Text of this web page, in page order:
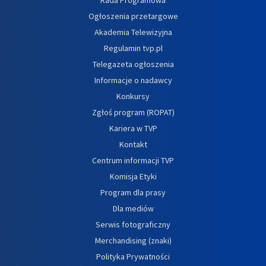
Ogłoszenia przetargowe
Akademia Telewizyjna
Regulamin tvp.pl
Telegazeta ogłoszenia
Informacje o nadawcy
Konkursy
Zgłoś program (ROPAT)
Kariera w TVP
Kontakt
Centrum informacji TVP
Komisja Etyki
Program dla prasy
Dla mediów
Serwis fotograficzny
Merchandising (znaki)
Polityka Prywatności